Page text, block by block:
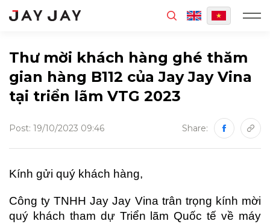
MENU
Thư mời khách hàng ghé thăm
gian hàng B112 của Jay Jay Vina
tại triển lãm VTG 2023
Post: 19/10/2023 09:46 Share:
Kính gửi quý khách hàng,
Công ty TNHH Jay Jay Vina trân trọng kính mời
quý khách tham dự Triển lãm Quốc tế về máy